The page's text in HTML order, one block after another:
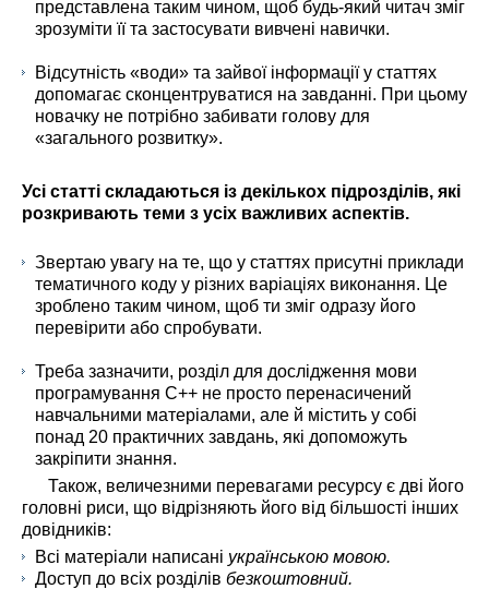
представлена таким чином, щоб будь-який читач зміг
зрозуміти її та застосувати вивчені навички.
Відсутність «води» та зайвої інформації у статтях
допомагає сконцентруватися на завданні. При цьому
новачку не потрібно забивати голову для
«загального розвитку».
Усі статті складаються із декількох підрозділів, які
розкривають теми з усіх важливих аспектів.
Звертаю увагу на те, що у статтях присутні приклади
тематичного коду у різних варіаціях виконання. Це
зроблено таким чином, щоб ти зміг одразу його
перевірити або спробувати.
Треба зазначити, розділ для дослідження мови
програмування C++ не просто перенасичений
навчальними матеріалами, але й містить у собі
понад 20 практичних завдань, які допоможуть
закріпити знання.
Також, величезними перевагами ресурсу є дві його
головні риси, що відрізняють його від більшості інших
довідників:
Всі матеріали написані українською мовою.
Доступ до всіх розділів безкоштовний.